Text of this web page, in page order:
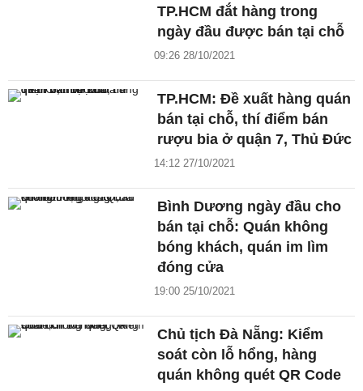
TP.HCM đắt hàng trong
ngày đầu được bán tại chỗ
09:26 28/10/2021
TP.HCM: Đề xuất hàng quán
bán tại chỗ, thí điểm bán
rượu bia ở quận 7, Thủ Đức
14:12 27/10/2021
Bình Dương ngày đầu cho
bán tại chỗ: Quán không
bóng khách, quán im lìm
đóng cửa
19:00 25/10/2021
Chủ tịch Đà Nẵng: Kiểm
soát còn lỗ hổng, hàng
quán không quét QR Code